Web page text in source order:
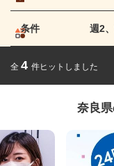
条件 週2
全 4 件ヒットしました
奈良